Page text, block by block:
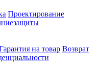
Проектирование
на товар Возврат